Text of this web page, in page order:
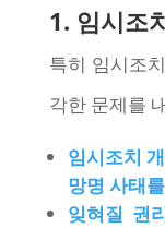
1. 임시조
특히 임시조
각한 문제를
임시조치
망명 사태
잊혀질 권